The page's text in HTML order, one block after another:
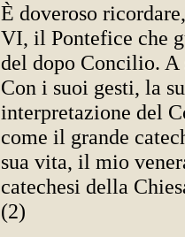
È doveroso
VI, il Pontefice che
del dopo Concilio. A
Con i suoi gesti, la
interpretazione del
come il grande
sua vita, il mio
catechesi della
(2)